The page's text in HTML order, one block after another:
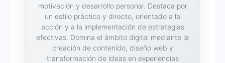
motivación y desarrollo personal. Destaca por
un estilo práctico y directo, orientado a la
acción y a la implementación de estrategias
efectivas. Domina el ámbito digital mediante la
creación de contenido, diseño web y
transformación de ideas en experiencias